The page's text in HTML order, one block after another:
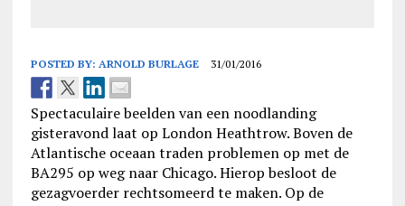
POSTED BY: ARNOLD BURLAGE 31/01/2016
Spectaculaire beelden van een noodlanding
gisteravond laat op London Heathtrow. Boven de
Atlantische oceaan traden problemen op met de
BA295 op weg naar Chicago. Hierop besloot de
gezagvoerder rechtsomeerd te maken. Op de